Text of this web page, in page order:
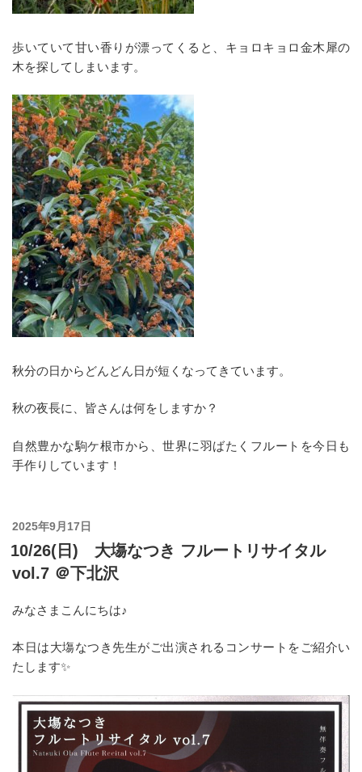
歩いていて甘い香りが漂ってくると、キョロキョロ金木犀の
木を探してしまいます。
秋分の日からどんどん日が短くなってきています。
秋の夜長に、皆さんは何をしますか？
自然豊かな駒ケ根市から、世界に羽ばたくフルートを今日も
手作りしています！
投
稿
2025年9月17日
10/26(日) 大塲なつき フルートリサイタル
vol.7 ＠下北沢
みなさまこんにちは♪
本日は大塲なつき先生がご出演されるコンサートをご紹介い
たします✨